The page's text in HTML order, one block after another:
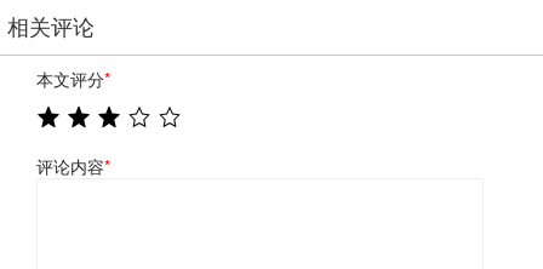
相关评论
本文评分*
评论内容*